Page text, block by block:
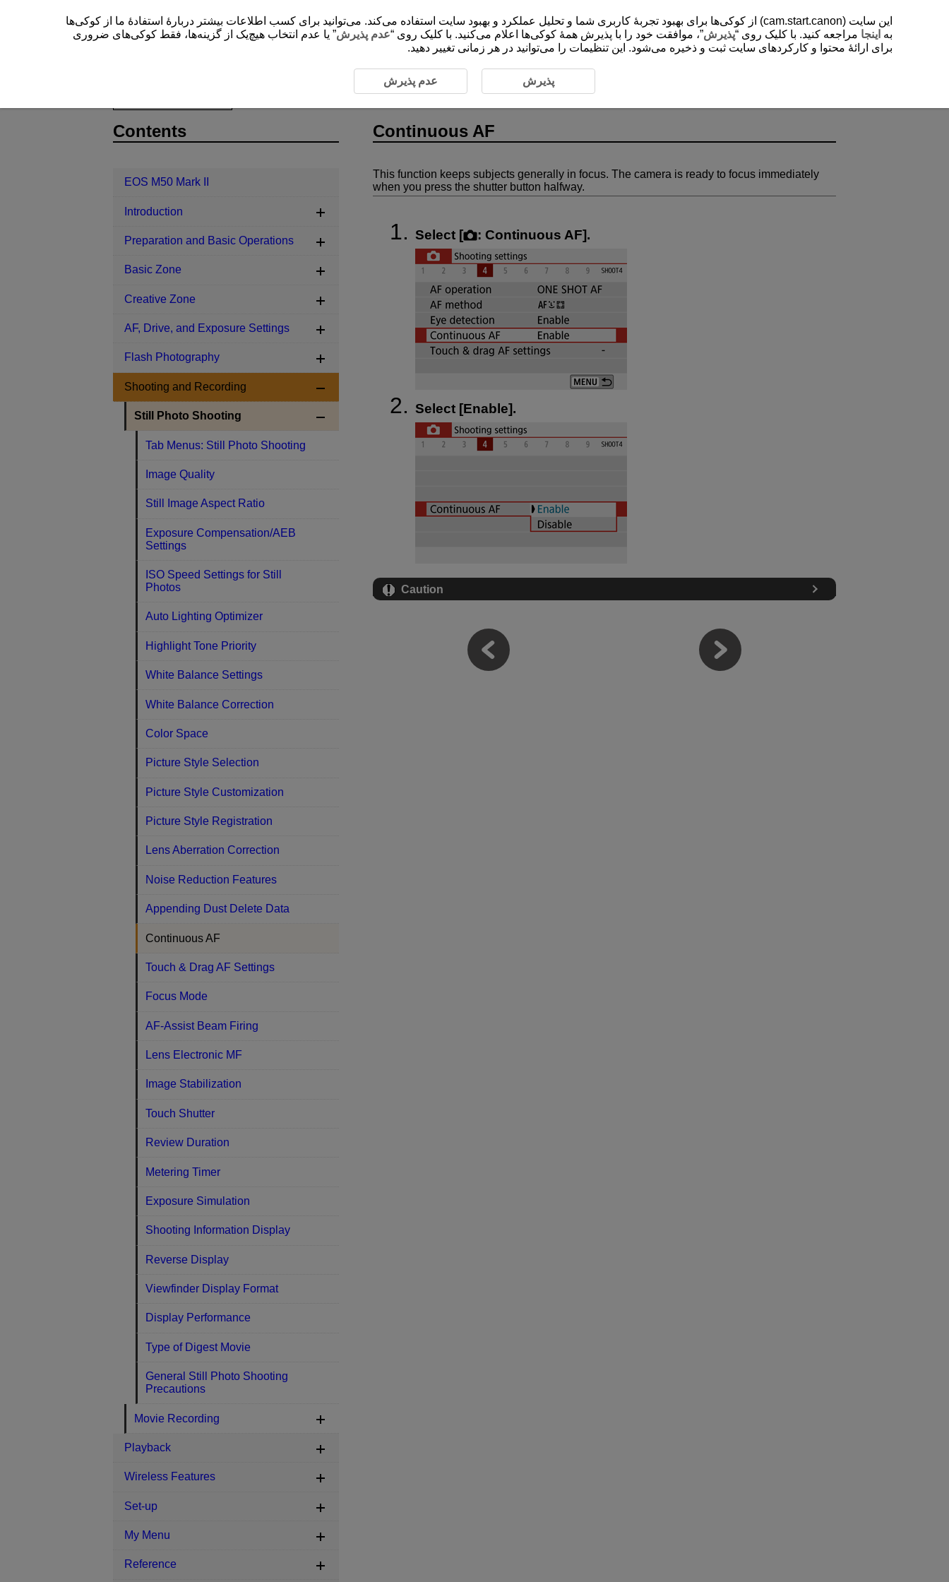
Still Photo Shooting Continuous AF
Continuous AF
This function keeps subjects generally in focus. The camera is ready to focus immediately
when you press the shutter button halfway.
Select [ : Continuous AF].
Select [Enable].
Caution
Contents
EOS M50 Mark II
Introduction
Preparation and Basic Operations
Basic Zone
Creative Zone
AF, Drive, and Exposure Settings
Flash Photography
Shooting and Recording
Still Photo Shooting
Tab Menus: Still Photo Shooting
Image Quality
Still Image Aspect Ratio
Exposure Compensation/AEB
Settings
ISO Speed Settings for Still
Photos
Auto Lighting Optimizer
Highlight Tone Priority
White Balance Settings
White Balance Correction
Color Space
Picture Style Selection
Picture Style Customization
Picture Style Registration
Lens Aberration Correction
Noise Reduction Features
Appending Dust Delete Data
Continuous AF
Touch & Drag AF Settings
Focus Mode
AF-Assist Beam Firing
Lens Electronic MF
Image Stabilization
Touch Shutter
Review Duration
Metering Timer
Exposure Simulation
Shooting Information Display
Reverse Display
Viewfinder Display Format
Display Performance
Type of Digest Movie
General Still Photo Shooting
Precautions
Movie Recording
Playback
Wireless Features
Set-up
My Menu
Reference
این سایت (cam.start.canon) از کوکی‌ها برای بهبود تجربۀ کاربری شما و تحلیل عملکرد و بهبود سایت استفاده می‌کند. می‌توانید برای کسب اطلاعات بیشتر دربارۀ استفادۀ ما از کوکی‌ها
به اینجا مراجعه کنید. با کلیک روی “پذیرش”، موافقت خود را با پذیرش همۀ کوکی‌ها اعلام می‌کنید. با کلیک روی “عدم پذیرش” یا عدم انتخاب هیچ‌یک از گزینه‌ها، فقط کوکی‌های ضروری
برای ارائۀ محتوا و کارکردهای سایت ثبت و ذخیره می‌شود. این تنظیمات را می‌توانید در هر زمانی تغییر دهید.
پذیرش عدم پذیرش